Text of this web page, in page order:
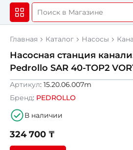
Главная Каталог Насосы
Насосная станция
Pedrollo SAR 40-TOP2
Артикул: 15.20.06.007m
Бренд: PEDROLLO
В наличии
324 700 ₸